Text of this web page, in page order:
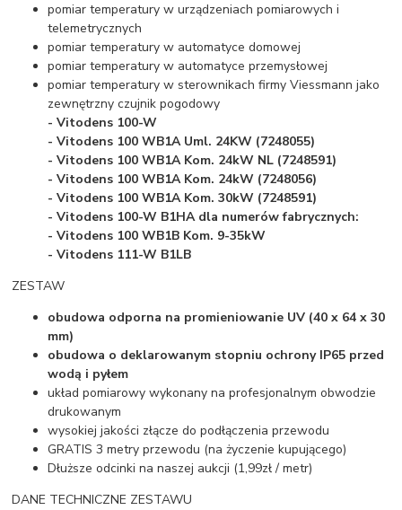
pomiar temperatury w urządzeniach pomiarowych i
telemetrycznych
pomiar temperatury w automatyce domowej
pomiar temperatury w automatyce przemysłowej
pomiar temperatury w sterownikach firmy Viessmann jako
zewnętrzny czujnik pogodowy
- Vitodens 100-W
- Vitodens 100 WB1A Uml. 24KW (7248055)
- Vitodens 100 WB1A Kom. 24kW NL (7248591)
- Vitodens 100 WB1A Kom. 24kW (7248056)
- Vitodens 100 WB1A Kom. 30kW (7248591)
- Vitodens 100-W B1HA dla numerów fabrycznych:
- Vitodens 100 WB1B Kom. 9-35kW
- Vitodens 111-W B1LB
ZESTAW
obudowa odporna na promieniowanie UV (40 x 64 x 30
mm)
obudowa o deklarowanym stopniu ochrony IP65 przed
wodą i pyłem
układ pomiarowy wykonany na profesjonalnym obwodzie
drukowanym
wysokiej jakości złącze do podłączenia przewodu
GRATIS 3 metry przewodu (na życzenie kupującego)
Dłuższe odcinki na naszej aukcji (1,99zł / metr)
DANE TECHNICZNE ZESTAWU